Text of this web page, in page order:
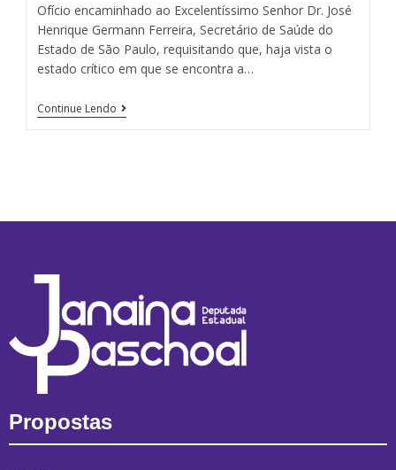
Ofício encaminhado ao Excelentíssimo Senhor Dr. José
Henrique Germann Ferreira, Secretário de Saúde do
Estado de São Paulo, requisitando que, haja vista o
estado crítico em que se encontra a…
Continue Lendo
Propostas